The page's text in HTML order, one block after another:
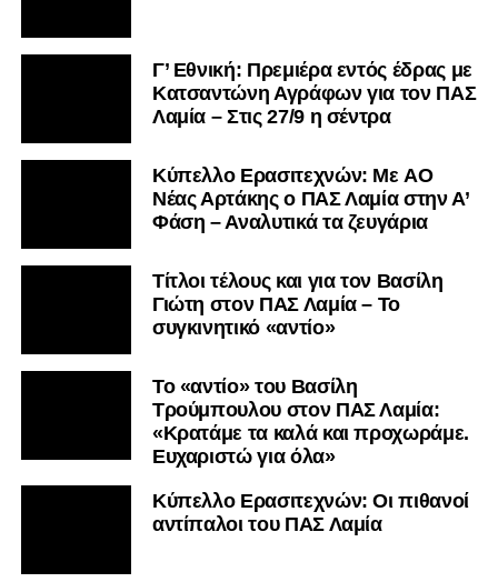
Γ’ Εθνική: Πρεμιέρα εντός έδρας με
Κατσαντώνη Αγράφων για τον ΠΑΣ
Λαμία – Στις 27/9 η σέντρα
Kύπελλο Ερασιτεχνών: Με AO
Nέας Αρτάκης ο ΠΑΣ Λαμία στην Α’
Φάση – Αναλυτικά τα ζευγάρια
Τίτλοι τέλους και για τον Βασίλη
Γιώτη στον ΠΑΣ Λαμία – Το
συγκινητικό «αντίο»
Το «αντίο» του Βασίλη
Τρούμπουλου στον ΠΑΣ Λαμία:
«Κρατάμε τα καλά και προχωράμε.
Ευχαριστώ για όλα»
Κύπελλο Ερασιτεχνών: Οι πιθανοί
αντίπαλοι του ΠΑΣ Λαμία